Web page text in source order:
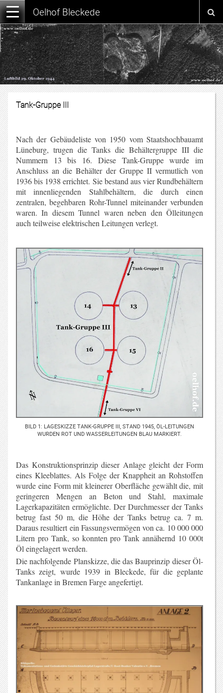
Oelhof Bleckede
Tank-Gruppe III
Nach der Gebäudeliste von 1950 vom Staatshochbauamt
Lüneburg, trugen die Tanks die Behältergruppe III die
Nummern 13 bis 16. Diese Tank-Gruppe wurde im
Anschluss an die Behälter der Gruppe II vermutlich von
1936 bis 1938 errichtet. Sie bestand aus vier Rundbehältern
mit innenliegenden Stahlbehältern, die durch einen
zentralen, begehbaren Rohr-Tunnel miteinander verbunden
waren. In diesem Tunnel waren neben den Ölleitungen
auch teilweise elektrischen Leitungen verlegt.
BILD 1: LAGESKIZZE TANK-GRUPPE III, STAND 1945, ÖL-LEITUNGEN
WURDEN ROT UND WASSERLEITUNGEN BLAU MARKIERT.
Das Konstruktionsprinzip dieser Anlage gleicht der Form
eines Kleeblattes. Als Folge der Knappheit an Rohstoffen
wurde eine Form mit kleinerer Oberfläche gewählt die, mit
geringeren Mengen an Beton und Stahl, maximale
Lagerkapazitäten ermöglichte. Der Durchmesser der Tanks
betrug fast 50 m, die Höhe der Tanks betrug ca. 7 m.
Daraus resultiert ein Fassungsvermögen von ca. 10 000 000
Litern pro Tank, so konnten pro Tank annähernd 10 000t
Öl eingelagert werden.
Die nachfolgende Planskizze, die das Bauprinzip dieser Öl-
Tanks zeigt, wurde 1939 in Bleckede, für die geplante
Tankanlage in Bremen Farge angefertigt.